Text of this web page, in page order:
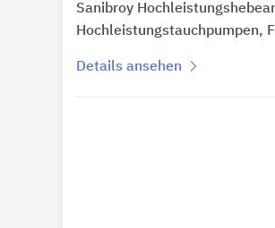
Sanibroy
Hochleistungstauchpumpen,
Details ansehen